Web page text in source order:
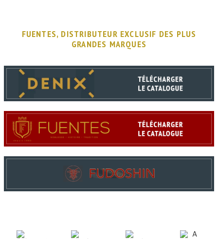
FUENTES, DISTRIBUTEUR EXCLUSIF DES PLUS
GRANDES MARQUES